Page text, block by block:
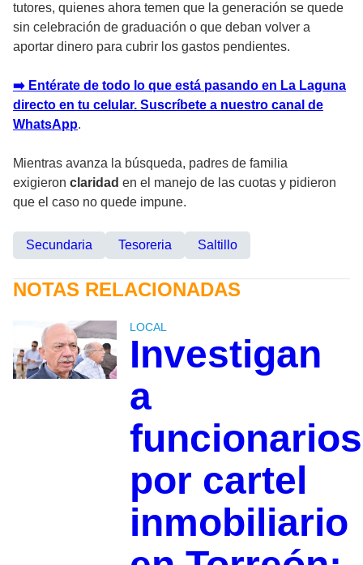
tutores, quienes ahora temen que la generación se quede
sin celebración de graduación o que deban volver a
aportar dinero para cubrir los gastos pendientes.
➡️ Entérate de todo lo que está pasando en La Laguna
directo en tu celular. Suscríbete a nuestro canal de
WhatsApp.
Mientras avanza la búsqueda, padres de familia
exigieron claridad en el manejo de las cuotas y pidieron
que el caso no quede impune.
Secundaria Tesoreria Saltillo
NOTAS RELACIONADAS
LOCAL
Investigan
a
funcionarios
por cartel
inmobiliario